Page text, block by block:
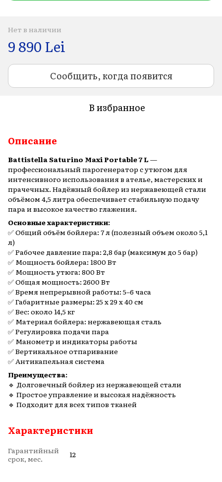
Нет в наличии
9 890 Lei
Сообщить, когда появится
В избранное
Описание
Battistella Saturino Maxi Portable 7 L—
профессиональный парогенератор с утюгом для
интенсивного использования в ателье, мастерских и
прачечных. Надёжный бойлер из нержавеющей стали
объёмом 4,5 литра обеспечивает стабильную подачу
пара и высокое качество глажения.
Основные характеристики:
✅ Общий объём бойлера: 7 л (полезный объем около 5,1
л)
✅ Рабочее давление пара: 2,8 бар (максимум до 5 бар)
✅ Мощность бойлера: 1800 Вт
✅ Мощность утюга: 800 Вт
✅ Общая мощность: 2600 Вт
✅ Время непрерывной работы: 5–6 часа
✅ Габаритные размеры: 25 x 29 x 40 см
✅ Вес: около 14,5 кг
✅ Материал бойлера: нержавеющая сталь
✅ Регулировка подачи пара
✅ Манометр и индикаторы работы
✅ Вертикальное отпаривание
✅ Антикапельная система
Преимущества:
🔹 Долговечный бойлер из нержавеющей стали
🔹 Простое управление и высокая надёжность
🔹 Подходит для всех типов тканей
Характеристики
Гарантийный
срок, мес.
12